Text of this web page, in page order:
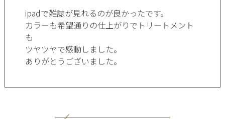
ipadで雑誌が見れるのが良かったです。
カラーも希望通りの仕上がりでトリートメント
も
ツヤツヤで感動しました。
ありがとうございました。